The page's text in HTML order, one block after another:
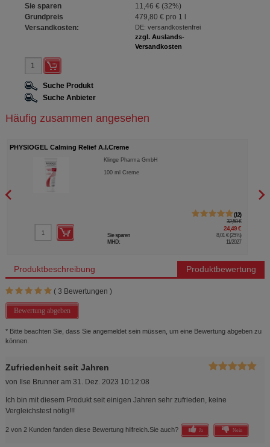
Sie sparen 11,46 € (32%)
Grundpreis
479,80 €pro 1 l
Versandkosten:
DE: versandkostenfrei
zzgl. Auslands-
Versandkosten
Suche Produkt
Suche Anbieter
Häufig zusammen angesehen
PHYSIOGEL Calming Relief A.I.Creme
Klinge Pharma GmbH
100ml Creme
12
32,50 €
24,49 €
Sie sparen 8,01 € (25%)
MHD:
11/2027
Produktbeschreibung Produktbewertung
( 3 Bewertungen )
Bewertung abgeben
* Bitte beachten Sie, dass Sie angemeldet sein müssen, um eine Bewertung abgeben zu
können.
Zufriedenheit seit Jahren
von Ilse Brunneram 31. Dez. 2023 10:12:08
Ich bin mit diesem Produkt seit einigen Jahren sehr zufrieden, keine
Vergleichstest nötig!!!
2 von 2 Kunden fanden diese Bewertung hilfreich. Sie auch? Ja Nein